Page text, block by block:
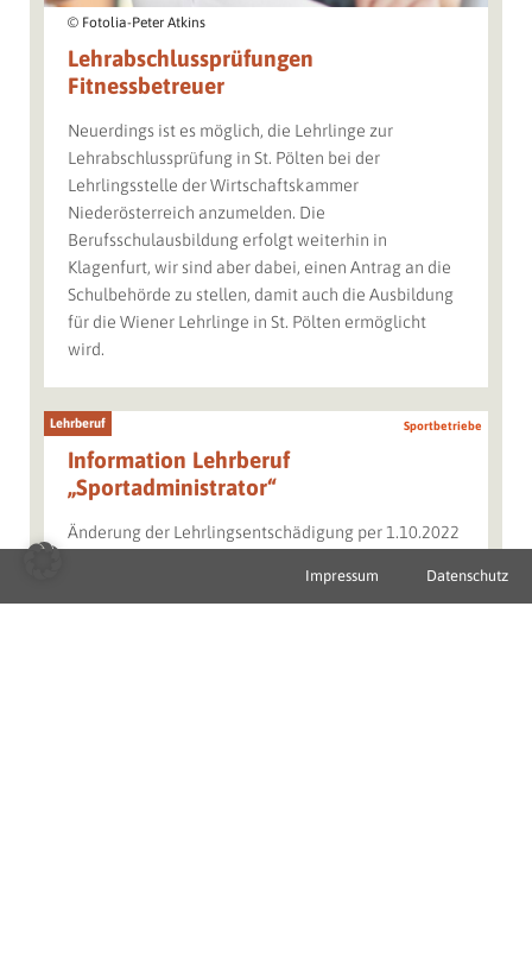
© Fotolia-Peter Atkins
Lehrabschlussprüfungen
Fitnessbetreuer
Neuerdings ist es möglich, die Lehrlinge zur
Lehrabschlussprüfung in St. Pölten bei der
Lehrlingsstelle der Wirtschaftskammer
Niederösterreich anzumelden. Die
Berufsschulausbildung erfolgt weiterhin in
Klagenfurt, wir sind aber dabei, einen Antrag an die
Schulbehörde zu stellen, damit auch die Ausbildung
für die Wiener Lehrlinge in St. Pölten ermöglicht
wird.
Lehrberuf
Information Lehrberuf
„Sportadministrator“
Sportbetriebe
Änderung der Lehrlingsentschädigung per 1.10.2022
Impressum Datenschutz